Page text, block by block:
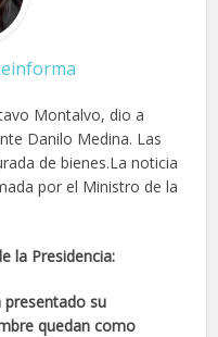
Montalvo, dio a
Danilo Medina. Las
de bienes.La noticia
por el Ministro de la
la Presidencia:
presentado su
quedan como